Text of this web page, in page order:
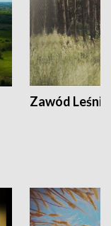
Zawód Leśnik